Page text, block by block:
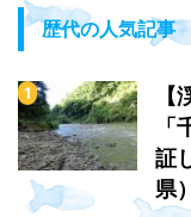
歴代の人気記事
証
県